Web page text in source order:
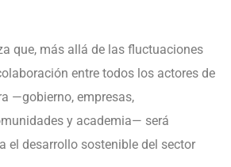
que, más allá de las fluctuaciones
entre todos los actores de
—gobierno, empresas,
y academia— será
el desarrollo sostenible del sector